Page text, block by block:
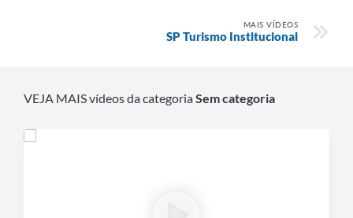
MAIS VÍDEOS
SP Turismo Institucional
VEJA MAIS vídeos da categoriaSem categoria